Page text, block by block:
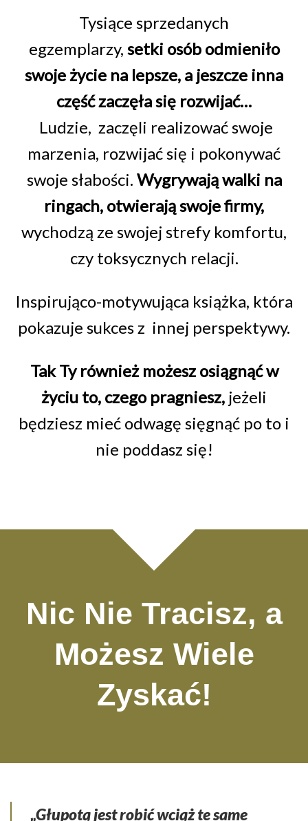
Tysiące sprzedanych
egzemplarzy, setki osób odmieniło
swoje życie na lepsze, a jeszcze inna
część zaczęła się rozwijać…
Ludzie, zaczęli realizować swoje
marzenia, rozwijać się i pokonywać
swoje słabości. Wygrywają walki na
ringach, otwierają swoje firmy,
wychodzą ze swojej strefy komfortu,
czy toksycznych relacji.
Inspirująco-motywująca książka, która
pokazuje sukces z innej perspektywy.
Tak Ty również możesz osiągnąć w
życiu to, czego pragniesz, jeżeli
będziesz mieć odwagę sięgnąć po to i
nie poddasz się!
Nic Nie Tracisz, a
Możesz Wiele
Zyskać!
„Głupotą jest robić wciąż te same